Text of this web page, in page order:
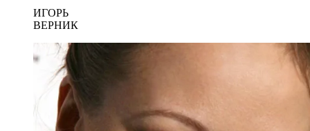
ИГОРЬ
ВЕРНИК